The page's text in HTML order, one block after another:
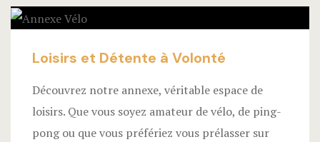
Loisirs et Détente à Volonté
Découvrez notre annexe, véritable espace de
loisirs. Que vous soyez amateur de vélo, de ping-
pong ou que vous préfériez vous prélasser sur